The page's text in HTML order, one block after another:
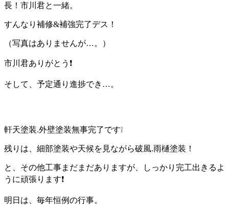
長！市川君と一緒。
すんなり補修&補強完了デス！
（写真はありませんが…。）
市川君ありがとう❗
そして、予定通り進捗でき…。
軒天塗装.外壁塗装無事完了です❕
残りは、細部塗装や天候を見ながら破風.雨樋塗装！
と、その他工事まだまだありますが、しっかり完工出きるよ
うに頑張ります❗
明日は、毎年恒例の行事。